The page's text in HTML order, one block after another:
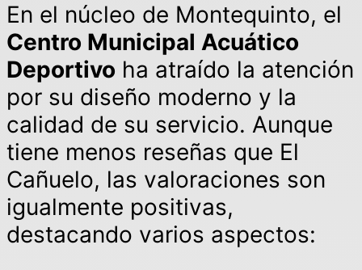
En el núcleo de Montequinto, el
Centro Municipal Acuático
Deportivo ha atraído la atención
por su diseño moderno y la
calidad de su servicio. Aunque
tiene menos reseñas que El
Cañuelo, las valoraciones son
igualmente positivas,
destacando varios aspectos: